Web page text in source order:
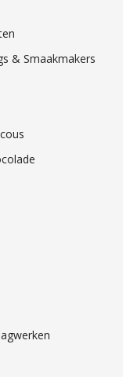
& Smaakmakers